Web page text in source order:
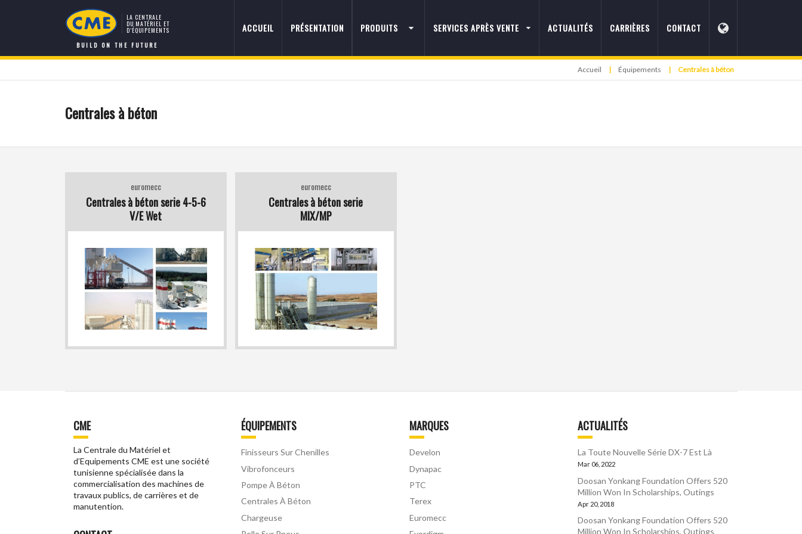
LA CENTRALE
DU MATÉRIEL ET
D’ÉQUIPEMENTS
BUILD ON THE FUTURE
ACCUEIL PRÉSENTATION PRODUITS SERVICES APRÈS VENTE ACTUALITÉS CARRIÈRES CONTACT
Accueil | Équipements | Centrales à béton
Centrales à béton
euromecc
Centrales à béton serie 4-5-6
V/E Wet
euromecc
Centrales à béton serie
MIX/MP
CME
La Centrale du Matériel et
d’Equipements CME est une société
tunisienne spécialisée dans la
commercialisation des machines de
travaux publics, de carrières et de
manutention.
ÉQUIPEMENTS
Finisseurs Sur Chenilles
Vibrofonceurs
Pompe À Béton
Centrales À Béton
Chargeuse
MARQUES
Develon
Dynapac
PTC
Terex
Euromecc
ACTUALITÉS
La Toute Nouvelle Série DX-7 Est Là
Mar 06, 2022
Doosan Yonkang Foundation Offers 520
Million Won In Scholarships, Outings
Apr 20, 2018
Doosan Yonkang Foundation Offers 520
Million Won In Scholarships, Outings